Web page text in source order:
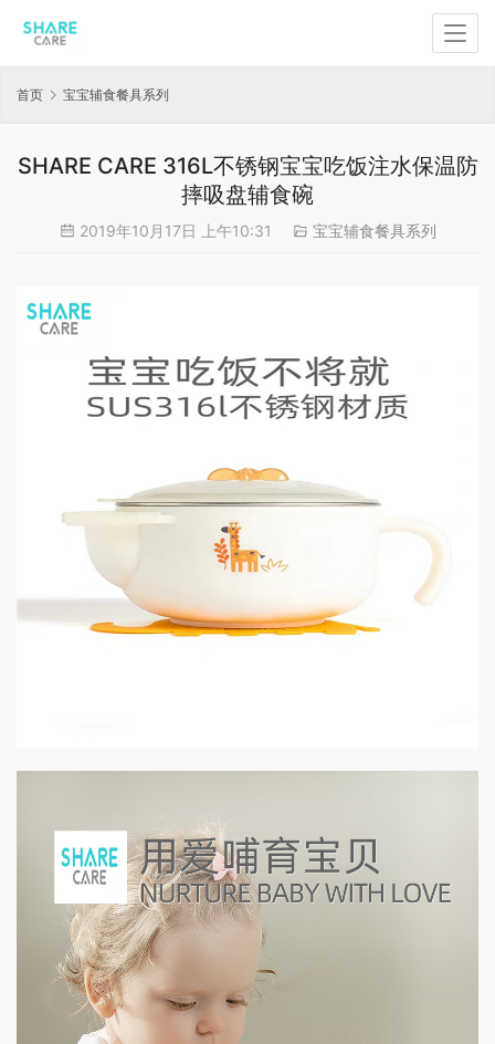
首页 宝宝辅食餐具系列
SHARE CARE 316L不锈钢宝宝吃饭注水保温防
摔吸盘辅食碗
2019年10月17日 上午10:31 宝宝辅食餐具系列